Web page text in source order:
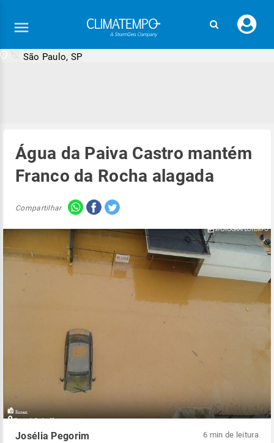
seu
São Paulo, SP
Água da Paiva Castro mantém
Franco da Rocha alagada
Compartilhar
Josélia Pegorim 6 min de leitura